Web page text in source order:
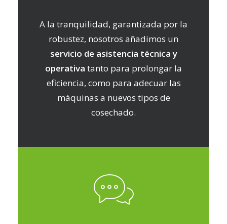
A la tranquilidad, garantizada por la
robustez, nosotros añadimos un
servicio de asistencia técnica y
operativa tanto para prolongar la
eficiencia, como para adecuar las
máquinas a nuevos tipos de
cosechado.